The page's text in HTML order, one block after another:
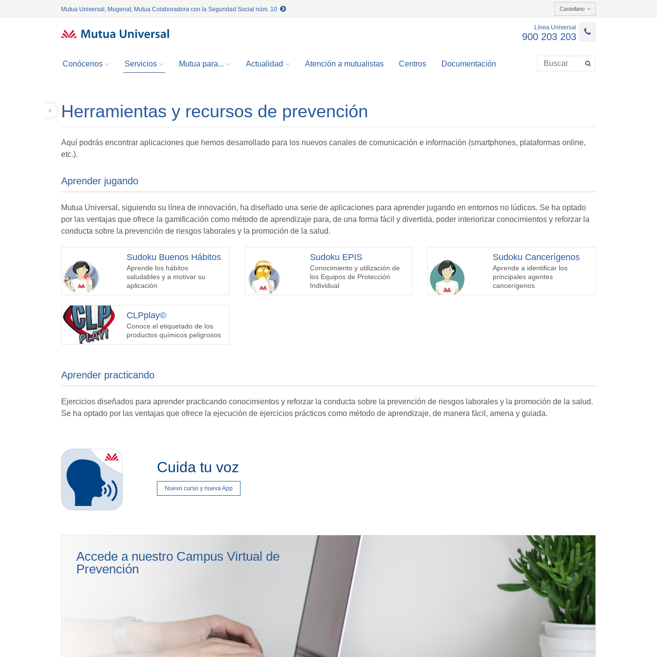
Mutua Universal, Mugenat, Mutua Colaboradora con la Seguridad Social núm. 10 Castellano
Línea Universal
900 203 203
Conócenos Servicios Mutua para... Actualidad Atención a mutualistas Centros Documentación
Herramientas y recursos de prevención
Aquí podrás encontrar aplicaciones que hemos desarrollado para los nuevos canales de comunicación e información (smartphones, plataformas online,
etc.).
Aprender jugando
Mutua Universal, siguiendo su línea de innovación, ha diseñado una serie de aplicaciones para aprender jugando en entornos no lúdicos. Se ha optado
por las ventajas que ofrece la gamificación como método de aprendizaje para, de una forma fácil y divertida, poder interiorizar conocimientos y reforzar la
conducta sobre la prevención de riesgos laborales y la promoción de la salud.
Sudoku Buenos Hábitos
Aprende los hábitos
saludables y a motivar su
aplicación
CLPplay©
Conoce el etiquetado de los
productos químicos peligrosos
Sudoku EPIS
Conocimiento y utilización de
los Equipos de Protección
Individual
Sudoku Cancerígenos
Aprende a identificar los
principales agentes
cancerígenos
Aprender practicando
Ejercicios diseñados para aprender practicando conocimientos y reforzar la conducta sobre la prevención de riesgos laborales y la promoción de la salud.
Se ha optado por las ventajas que ofrece la ejecución de ejercicios prácticos como método de aprendizaje, de manera fácil, amena y guiada.
Cuida tu voz
Nuevo curso y nueva App
Accede a nuestro Campus Virtual de
Prevención